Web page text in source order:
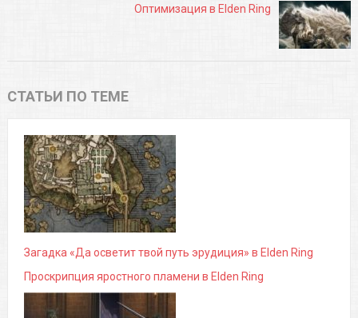
Оптимизация в Elden Ring
СТАТЬИ ПО ТЕМЕ
Загадка «Да осветит твой путь эрудиция» в Elden Ring
Проскрипция яростного пламени в Elden Ring